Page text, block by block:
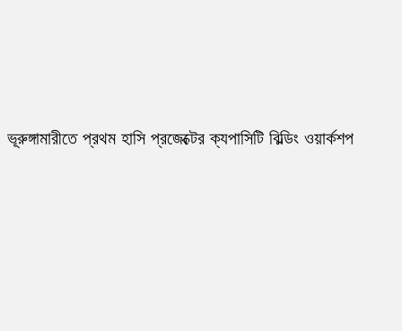
ভূরুঙ্গামারীতে প্রথম হাসি প্রজেক্টের ক্যপাসিটি বিল্ডিং ওয়ার্কশপ